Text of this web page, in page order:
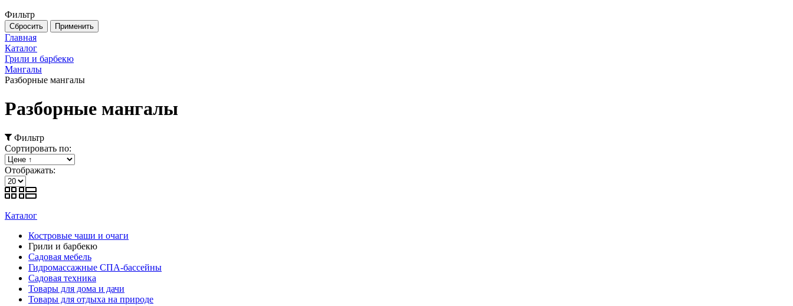
Фильтр
Главная
Каталог
Грили и барбекю
Мангалы
Разборные мангалы
Разборные мангалы
Фильтр
Сортировать по:
Отображать:
Каталог
Костровые чаши и очаги
Грили и барбекю
Садовая мебель
Гидромассажные СПА-бассейны
Садовая техника
Товары для дома и дачи
Товары для отдыха на природе